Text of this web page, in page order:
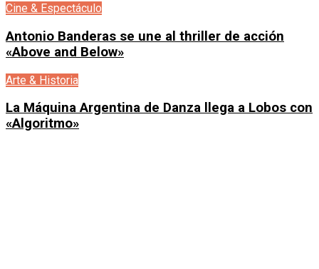
Cine & Espectáculo
Antonio Banderas se une al thriller de acción
«Above and Below»
Arte & Historia
La Máquina Argentina de Danza llega a Lobos con
«Algoritmo»